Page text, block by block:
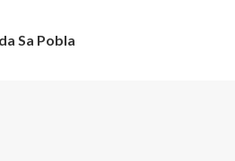
Sa Pobla